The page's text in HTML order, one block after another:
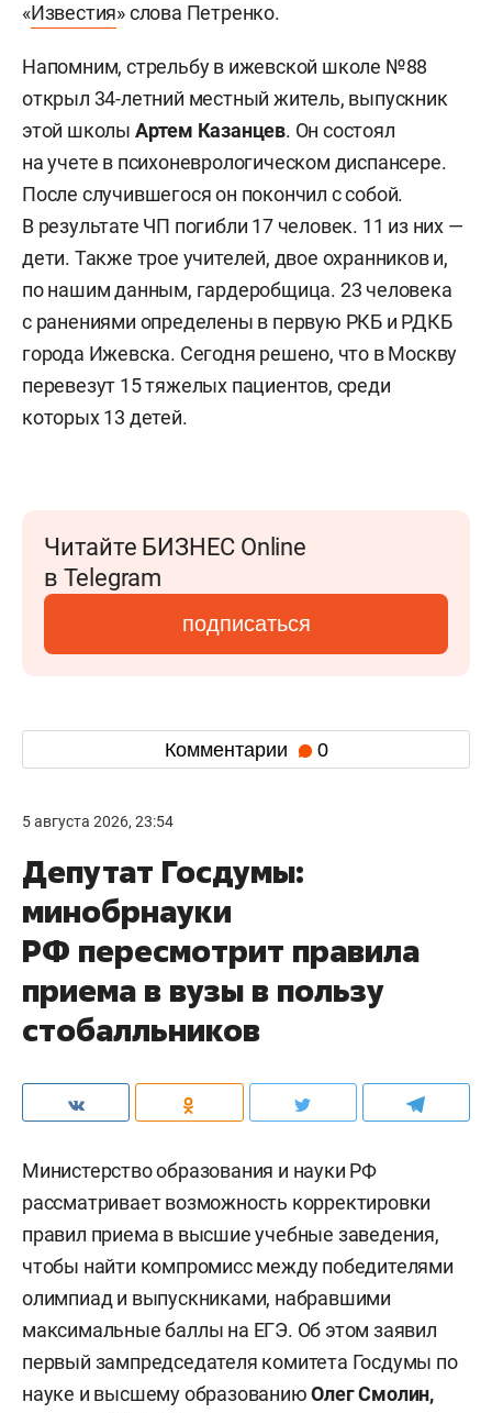
«Известия» слова Петренко.
Напомним, стрельбу в ижевской школе №88
открыл 34-летний местный житель, выпускник
этой школы Артем Казанцев. Он состоял
на учете в психоневрологическом диспансере.
После случившегося он покончил с собой.
В результате ЧП погибли 17 человек. 11 из них —
дети. Также трое учителей, двое охранников и,
по нашим данным, гардеробщица. 23 человека
с ранениями определены в первую РКБ и РДКБ
города Ижевска. Сегодня решено, что в Москву
перевезут 15 тяжелых пациентов, среди
которых 13 детей.
Читайте БИЗНЕС Online
в Telegram
подписаться
Комментарии 0
5 августа 2026, 23:54
Депутат Госдумы:
минобрнауки
РФ пересмотрит правила
приема в вузы в пользу
стобалльников
Министерство образования и науки РФ
рассматривает возможность корректировки
правил приема в высшие учебные заведения,
чтобы найти компромисс между победителями
олимпиад и выпускниками, набравшими
максимальные баллы на ЕГЭ. Об этом заявил
первый зампредседателя комитета Госдумы по
науке и высшему образованиюОлег Смолин,